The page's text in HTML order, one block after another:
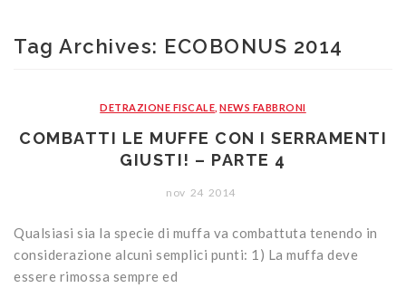
Legno
Porte
Studio Baciocchi
Persiane in legno
Sportelloni in legno
Zanzariere
ARREDI SU MISURA
Tag Archives: ECOBONUS 2014
DETRAZIONE FISCALE ,NEWS FABBRONI
COMBATTI LE MUFFE CON I SERRAMENTI
GIUSTI! – PARTE 4
nov 24 2014
Qualsiasi sia la specie di muffa va combattuta tenendo in
considerazione alcuni semplici punti: 1) La muffa deve
essere rimossa sempre ed